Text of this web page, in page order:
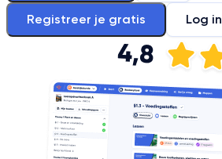
Registreer je gratis Log in